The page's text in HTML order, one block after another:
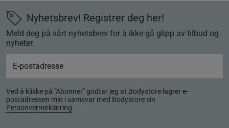
Nyhetsbrev! Registrer deg her!
Meld deg på vårt nyhetsbrev for å ikke gå glipp av tilbud og
nyheter.
Ved å klikke på "Abonner" godtar jeg at Bodystore lagrer e-
postadressen min i samsvar med Bodystore sin
Personvernerklæring.